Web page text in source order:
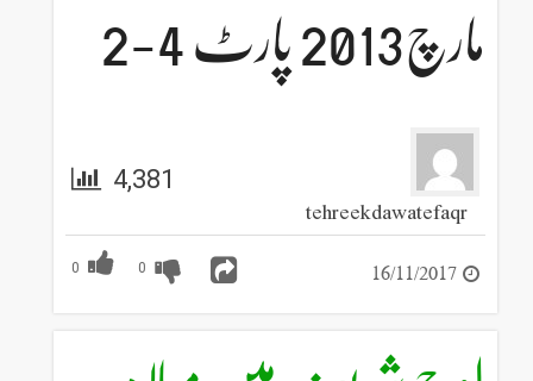
مارچ2013 پارٹ 4-2
tehreekdawatefaqr
4,381
0 0 16/11/2017